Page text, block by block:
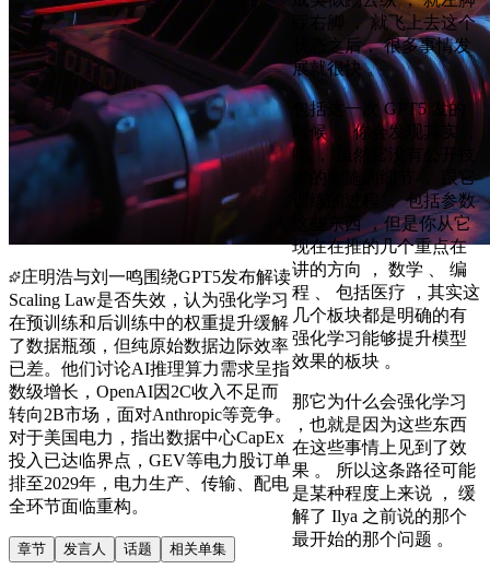
庄明浩与刘一鸣围绕GPT5发布解读
Scaling Law是否失效，认为强化学习
在预训练和后训练中的权重提升缓解
了数据瓶颈，但纯原始数据边际效率
已差。他们讨论AI推理算力需求呈指
数级增长，OpenAI因2C收入不足而
转向2B市场，面对Anthropic等竞争。
对于美国电力，指出数据中心CapEx
投入已达临界点，GEV等电力股订单
排至2029年，电力生产、传输、配电
全环节面临重构。
章节 发言人 话题 相关单集
踩右脚 ， 就飞上去这个
状态之后， 很多事情发
展就很快 。
包括这一次 GPT5 发的
时候 ， 你会发现其实 ，
呃 ， 虽然它没有公开技
术的实施的细节 ， 跟它
训练的过程 ， 包括参数
这些东西 ，但是你从它
现在在推的几个重点在
讲的方向 ， 数学 、 编
程 、 包括医疗 ，其实这
几个板块都是明确的有
强化学习能够提升模型
效果的板块 。
那它为什么会强化学习
，也就是因为这些东西
在这些事情上见到了效
果 。 所以这条路径可能
是某种程度上来说 ， 缓
解了 Ilya 之前说的那个
最开始的那个问题 。